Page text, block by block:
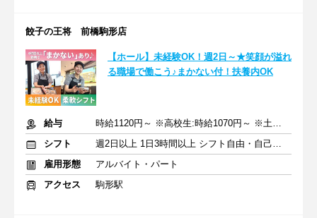
餃子の王将 前橋駒形店
【ホール】未経験OK！週2日～★笑顔が溢れ
る職場で働こう♪まかない付！扶養内OK
給与
時給1120円～ ※高校生:時給1070円～ ※土日祝+50円
シフト
週2日以上 1日3時間以上 シフト自由・自己申告
雇用形態
アルバイト・パート
アクセス
駒形駅